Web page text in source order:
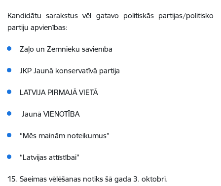
Kandidātu sarakstus vēl gatavo politiskās partijas/politisko
partiju apvienības:
Zaļo un Zemnieku savienība
JKP Jaunā konservatīvā partija
LATVIJA PIRMAJĀ VIETĀ
Jaunā VIENOTĪBA
“Mēs mainām noteikumus”
“Latvijas attīstībai”
15. Saeimas vēlēšanas notiks šā gada 3. oktobrī.